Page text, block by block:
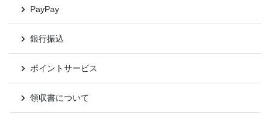
PayPay
銀行振込
ポイントサービス
領収書について